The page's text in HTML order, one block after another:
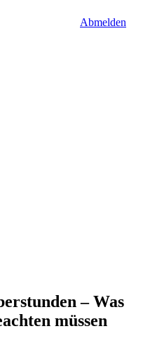
Abmelden
– Was
müssen